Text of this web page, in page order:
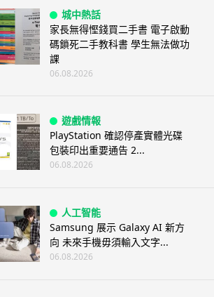
城中熱話
家長無得慳錢買二手書 電子啟動
碼鎖死二手教科書 學生無法做功
課
06.08.2026
遊戲情報
PlayStation 確認停產實體光碟
包裝印出重要通告 2...
06.08.2026
人工智能
Samsung 展示 Galaxy AI 新方
向 未來手機毋須輸入文字...
06.08.2026